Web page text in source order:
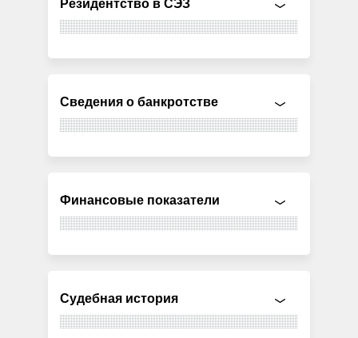
Резидентство в СЭЗ
Сведения о банкротстве
Финансовые показатели
Судебная история